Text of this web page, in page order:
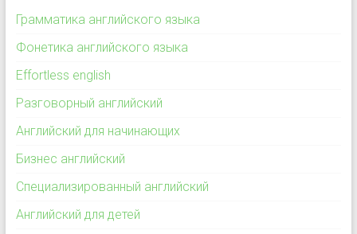
Грамматика английского языка
Фонетика английского языка
Effortless english
Разговорный английский
Английский для начинающих
Бизнес английский
Специализированный английский
Английский для детей